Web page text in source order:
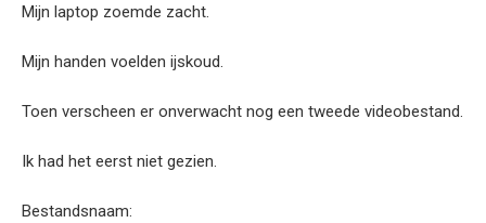
Mijn laptop zoemde zacht.
Mijn handen voelden ijskoud.
Toen verscheen er onverwacht nog een tweede videobestand.
Ik had het eerst niet gezien.
Bestandsnaam: